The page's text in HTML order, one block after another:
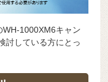
1000XM6キャン
討している方にとっ